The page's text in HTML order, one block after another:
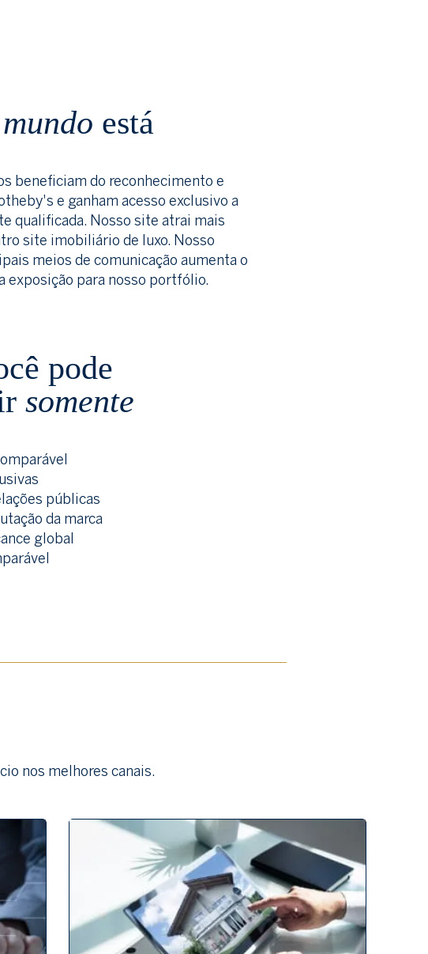
mundo está
beneficiam do reconhecimento e
e ganham acesso exclusivo a
qualificada. Nosso site atrai mais
site imobiliário de luxo. Nosso
meios de comunicação aumenta o
exposição para nosso portfólio.
pode
somente
públicas
da marca
global
nos melhores canais.